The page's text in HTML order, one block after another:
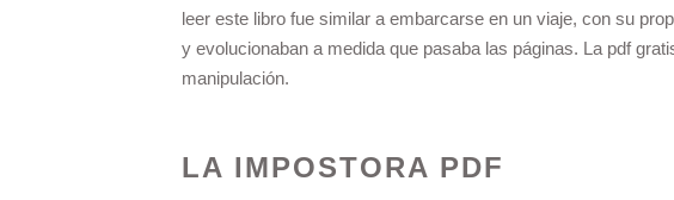
leer este libro fue similar a embarcarse en un viaje, con su
y evolucionaban a medida que pasaba las páginas. La pdf
manipulación.
LA IMPOSTORA PDF